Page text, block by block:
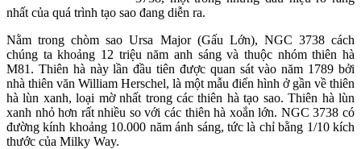
nhất của quá trình tạo sao đang diễn ra.
Nằm trong chòm sao Ursa Major (Gấu Lớn), NGC 3738 cách
chúng ta khoảng 12 triệu năm anh sáng và thuộc nhóm thiên hà
M81. Thiên hà này lần đầu tiên được quan sát vào năm 1789 bởi
nhà thiên văn William Herschel, là một mẫu điển hình ở gần về thiên
hà lùn xanh, loại mờ nhất trong các thiên hà tạo sao. Thiên hà lùn
xanh nhỏ hơn rất nhiều so với các thiên hà xoắn lớn. NGC 3738 có
đường kính khoảng 10.000 năm ánh sáng, tức là chỉ bằng 1/10 kích
thước của Milky Way.